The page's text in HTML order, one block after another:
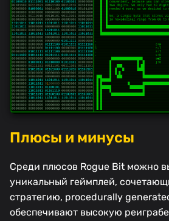
Плюсы и минусы
Среди плюсов Rogue Bit можно
уникальный геймплей,
стратегию, procedurally
обеспечивают высокую